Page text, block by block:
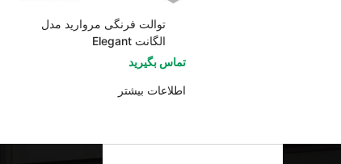
توالت فرنگی مروارید مدل
الگانت Elegant
تماس بگیرید
اطلاعات بیشتر